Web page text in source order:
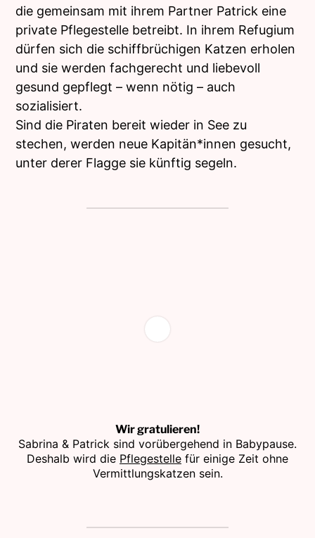
die gemeinsam mit ihrem Partner Patrick eine
private Pflegestelle betreibt. In ihrem Refugium
dürfen sich die schiffbrüchigen Katzen erholen
und sie werden fachgerecht und liebevoll
gesund gepflegt – wenn nötig – auch
sozialisiert.
Sind die Piraten bereit wieder in See zu
stechen, werden neue Kapitän*innen gesucht,
unter derer Flagge sie künftig segeln.
Wir gratulieren!
Sabrina & Patrick sind vorübergehend in Babypause.
Deshalb wird die Pflegestelle für einige Zeit ohne
Vermittlungskatzen sein.